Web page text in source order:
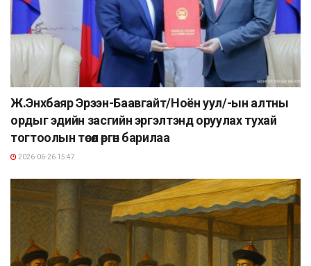
Ж.Энхбаяр Эрээн-Баавгайт/Ноён уул/-ын алтны
ордыг эдийн засгийн эргэлтэнд оруулах тухай
тогтоолын төсөл өргөн барилаа
2026-06-26 15:47